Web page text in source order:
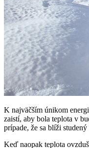
K najväčším únikom
zaistí, aby bola teplota v
prípade, že sa blíži
Keď naopak teplota